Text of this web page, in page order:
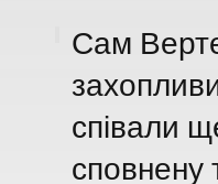
Сам
співали
сповнену